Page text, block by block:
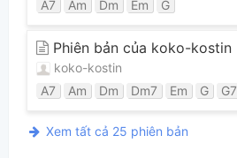
A7 Am Dm Em G
Phiên bản của koko-kostin
koko-kostin
A7 Am Dm Dm7 Em G G7
Xem tất cả 25 phiên bản